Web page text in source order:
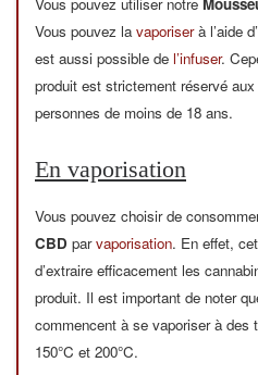
Vous pouvez lavaporiserà l’aide
est aussi possible de l’infuser.
produit est strictement réservé
personnes de moins de 18 ans.
En vaporisation
Vous pouvez choisir de
CBD parvaporisation. En effet,
d’extraire efficacement les
produit. Il est important de noter
commencent à se vaporiser à des
150°C et 200°C.